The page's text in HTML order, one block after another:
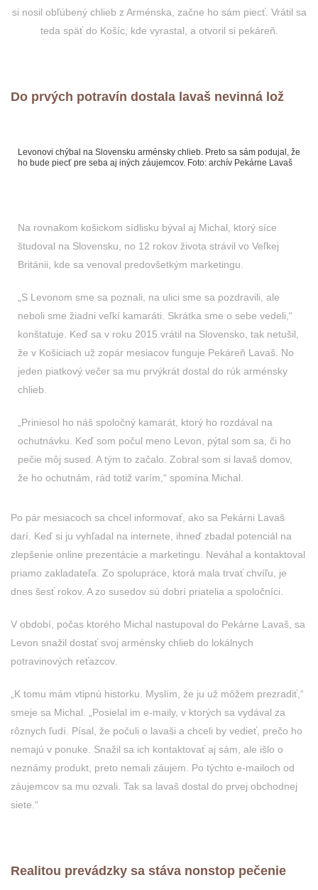
si nosil obľúbený chlieb z Arménska, začne ho sám piecť. Vrátil sa
teda späť do Košíc, kde vyrastal, a otvoril si pekáreň.
Do prvých potravín dostala lavaš nevinná lož
Levonovi chýbal na Slovensku arménsky chlieb. Preto sa sám podujal, že
ho bude piecť pre seba aj iných záujemcov. Foto: archív Pekárne Lavaš
Na rovnakom košickom sídlisku býval aj Michal, ktorý síce
študoval na Slovensku, no 12 rokov života strávil vo Veľkej
Británii, kde sa venoval predovšetkým marketingu.
„S Levonom sme sa poznali, na ulici sme sa pozdravili, ale
neboli sme žiadni veľkí kamaráti. Skrátka sme o sebe vedeli,“
konštatuje. Keď sa v roku 2015 vrátil na Slovensko, tak netušil,
že v Košiciach už zopár mesiacov funguje Pekáreň Lavaš. No
jeden piatkový večer sa mu prvýkrát dostal do rúk arménsky
chlieb.
„Priniesol ho náš spoločný kamarát, ktorý ho rozdával na
ochutnávku. Keď som počul meno Levon, pýtal som sa, či ho
pečie môj sused. A tým to začalo. Zobral som si lavaš domov,
že ho ochutnám, rád totiž varím,“ spomína Michal.
Po pár mesiacoch sa chcel informovať, ako sa Pekárni Lavaš
darí. Keď si ju vyhľadal na internete, ihneď zbadal potenciál na
zlepšenie online prezentácie a marketingu. Neváhal a kontaktoval
priamo zakladateľa. Zo spolupráce, ktorá mala trvať chvíľu, je
dnes šesť rokov. A zo susedov sú dobrí priatelia a spoločníci.
V období, počas ktorého Michal nastupoval do Pekárne Lavaš, sa
Levon snažil dostať svoj arménsky chlieb do lokálnych
potravinových reťazcov.
„K tomu mám vtipnú historku. Myslím, že ju už môžem prezradiť,“
smeje sa Michal. „Posielal im e-maily, v ktorých sa vydával za
rôznych ľudí. Písal, že počuli o lavaši a chceli by vedieť, prečo ho
nemajú v ponuke. Snažil sa ich kontaktovať aj sám, ale išlo o
neznámy produkt, preto nemali záujem. Po týchto e-mailoch od
záujemcov sa mu ozvali. Tak sa lavaš dostal do prvej obchodnej
siete.“
Realitou prevádzky sa stáva nonstop pečenie